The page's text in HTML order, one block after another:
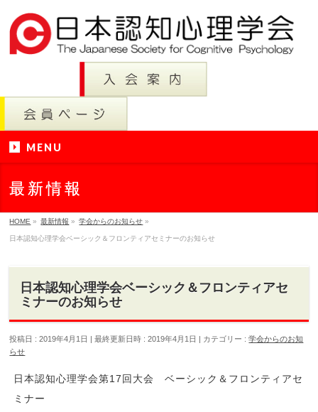
MENU
最新情報
HOME » 最新情報 » 学会からのお知らせ »
日本認知心理学会ベーシック＆フロンティアセミナーのお知らせ
日本認知心理学会ベーシック＆フロンティアセ
ミナーのお知らせ
投稿日 : 2019年4月1日 最終更新日時 : 2019年4月1日 カテゴリー :学会からのお知
らせ
日本認知心理学会第17回大会 ベーシック＆フロンティアセ
ミナー